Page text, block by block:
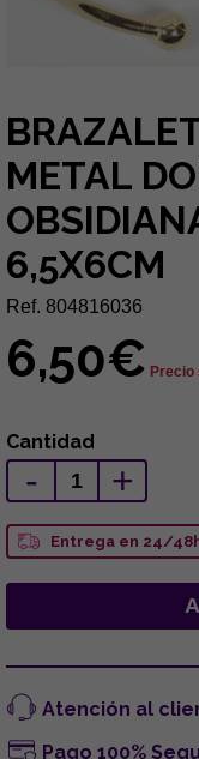
METAL
6,5X6CM
Ref. 804816036
6,50€ Precio
Cantidad
- +
Entrega en 24/
Atención al
Pago 100%